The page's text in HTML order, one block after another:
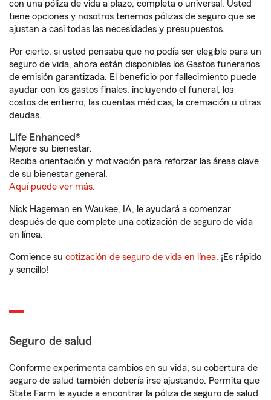
con una póliza de vida a plazo, completa o universal. Usted
tiene opciones y nosotros tenemos pólizas de seguro que se
ajustan a casi todas las necesidades y presupuestos.
Por cierto, si usted pensaba que no podía ser elegible para un
seguro de vida, ahora están disponibles los Gastos funerarios
de emisión garantizada. El beneficio por fallecimiento puede
ayudar con los gastos finales, incluyendo el funeral, los
costos de entierro, las cuentas médicas, la cremación u otras
deudas.
Life Enhanced®
Mejore su bienestar.
Reciba orientación y motivación para reforzar las áreas clave
de su bienestar general.
Aquí puede ver más.
Nick Hageman en Waukee, IA, le ayudará a comenzar
después de que complete una cotización de seguro de vida
en línea.
Comience su cotización de seguro de vida en línea. ¡Es rápido
y sencillo!
Seguro de salud
Conforme experimenta cambios en su vida, su cobertura de
seguro de salud también debería irse ajustando. Permita que
State Farm le ayude a encontrar la póliza de seguro de salud